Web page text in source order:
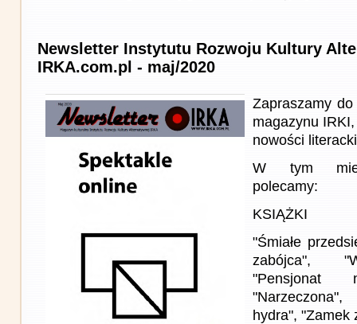
Newsletter Instytutu Rozwoju Kultury
IRKA.com.pl - maj/2020
Zapraszamy
magazynu
nowości
W tym
polecamy:
KSIĄŻKI
"Śmiałe
zabójca",
"Pensjonat
hydra", "Zamek